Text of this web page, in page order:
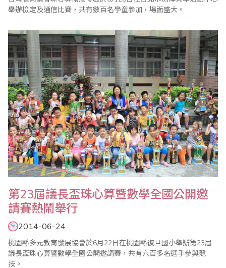
舉辦檢定及通信比賽，共有數百名學童參加，場面盛大。
第23屆議長盃珠心算暨數學全國公開邀
請賽熱鬧舉行
2014-06-24
桃園縣多元教育發展協會於6月22日在桃園縣復旦國小舉辦第23屆
議長盃珠心算暨數學全國公開邀請賽，共有六百多名選手參與競
技。